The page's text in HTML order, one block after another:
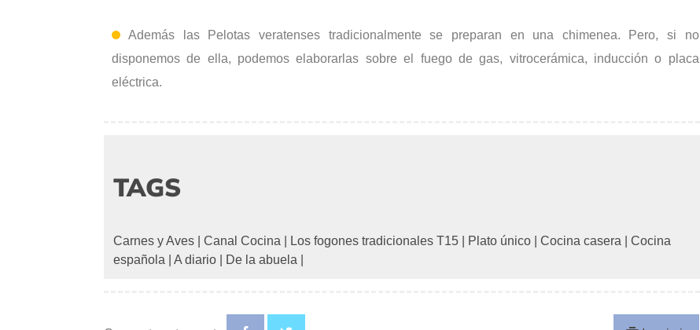
Además las Pelotas veratenses tradicionalmente se preparan en una chimenea. Pero, si no
disponemos de ella, podemos elaborarlas sobre el fuego de gas, vitrocerámica, inducción o placa
eléctrica.
TAGS
Carnes y Aves Canal Cocina Los fogones tradicionales T15 Plato único Cocina casera
Cocina
española
A diario De la abuela